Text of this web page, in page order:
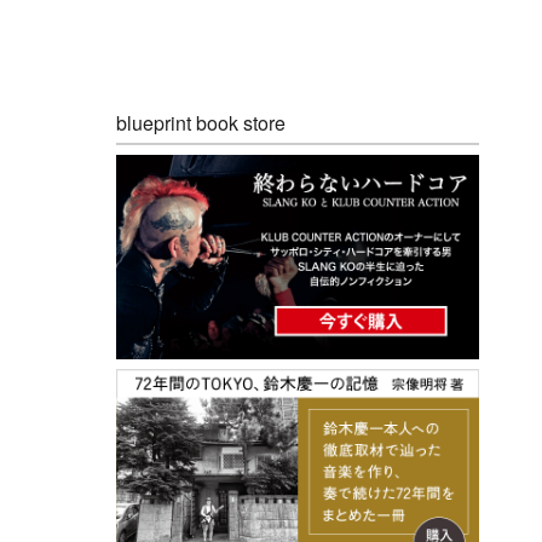
blueprint book store